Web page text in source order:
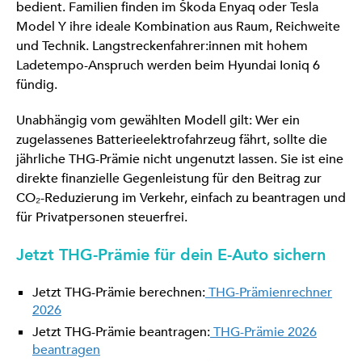
bedient. Familien finden im Škoda Enyaq oder Tesla
Model Y ihre ideale Kombination aus Raum, Reichweite
und Technik. Langstreckenfahrer:innen mit hohem
Ladetempo-Anspruch werden beim Hyundai Ioniq 6
fündig.
Unabhängig vom gewählten Modell gilt: Wer ein
zugelassenes Batterieelektrofahrzeug fährt, sollte die
jährliche THG-Prämie nicht ungenutzt lassen. Sie ist eine
direkte finanzielle Gegenleistung für den Beitrag zur
CO₂-Reduzierung im Verkehr, einfach zu beantragen und
für Privatpersonen steuerfrei.
Jetzt THG-Prämie für dein E-Auto sichern
Jetzt THG-Prämie berechnen:THG-Prämienrechner
2026
Jetzt THG-Prämie beantragen:THG-Prämie 2026
beantragen